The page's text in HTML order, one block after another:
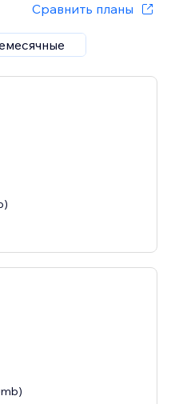
Сравнить планы